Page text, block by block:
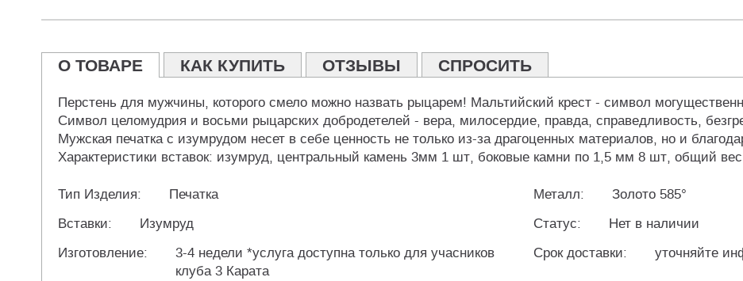
О ТОВАРЕ КАК КУПИТЬ ОТЗЫВЫ СПРОСИТЬ
Перстень для мужчины, которого смело можно назвать рыцарем! Мальтийский крест - символ
Символ целомудрия и восьми рыцарских добродетелей - вера, милосердие, правда, справедливость,
Мужская печатка с изумрудом несет в себе ценность не только из-за драгоценных материалов, но и
Характеристики вставок: изумруд, центральный камень 3мм 1 шт, боковые камни по 1,5 мм 8 шт, общий
Тип Изделия: Печатка Металл:
Золото 585°
Вставки:
Изумруд Статус:
Нет в наличии
Изготовление:
3-4 недели *услуга доступна только для учасников
клуба 3 Карата
Срок доставки: уточняйте